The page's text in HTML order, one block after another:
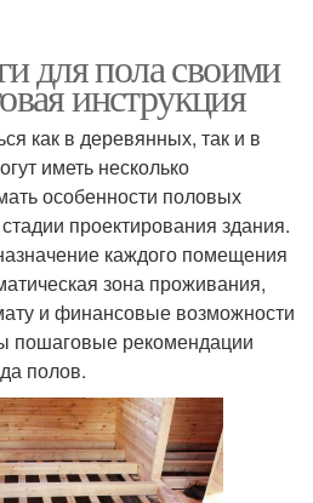
для пола своими
инструкция
как в деревянных, так и в
иметь несколько
особенности половых
проектирования здания.
каждого помещения
зона проживания,
и финансовые возможности
пошаговые рекомендации
полов.